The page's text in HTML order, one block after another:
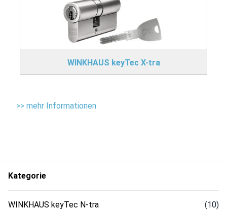
WINKHAUS keyTec X-tra
>> mehr Informationen
Kategorie
WINKHAUS keyTec N-tra
(10)